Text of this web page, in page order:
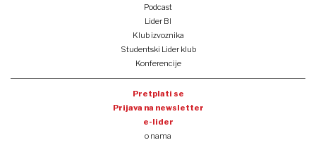
Podcast
Lider BI
Klub izvoznika
Studentski Lider klub
Konferencije
Pretplati se
Prijava na newsletter
e-lider
o nama